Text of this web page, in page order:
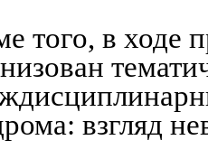
того, в ходе
взгляд